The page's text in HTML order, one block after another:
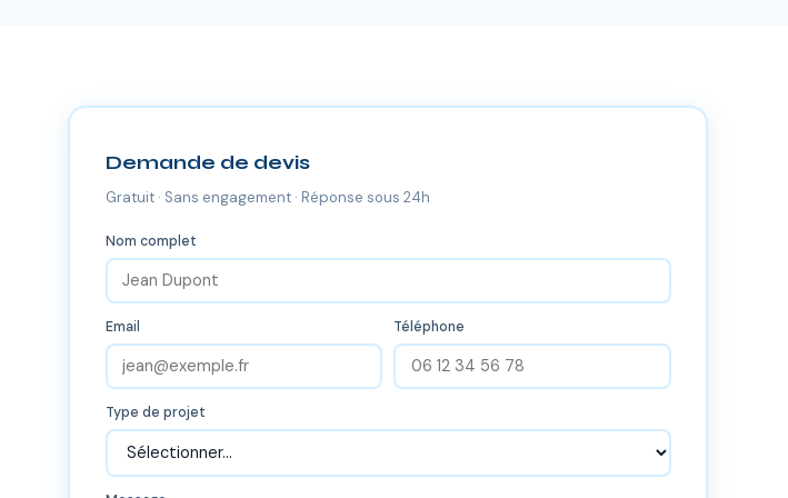
Demande de devis
Gratuit · Sans engagement · Réponse sous 24h
Nom complet
Email Téléphone
Type de projet